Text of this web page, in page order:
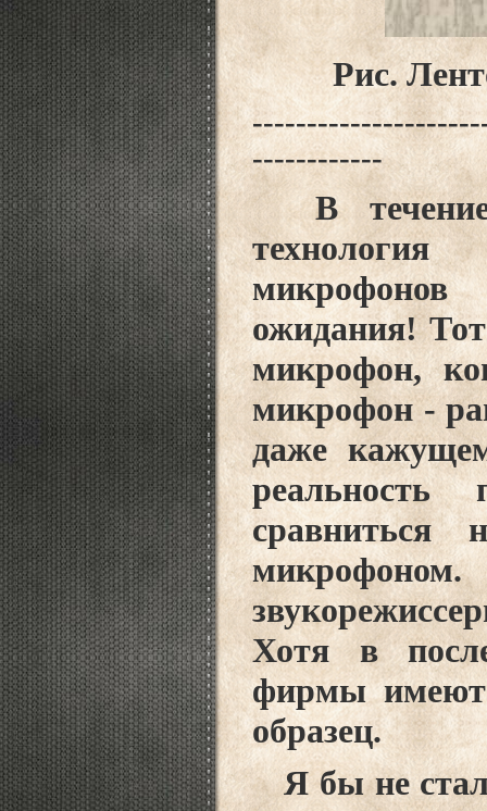
Рис.
------------
В течение
микрофонов
ожидания!
микрофон,
микрофон -
даже
Хотя в
фирмы имеют
образец.
Я бы не стал